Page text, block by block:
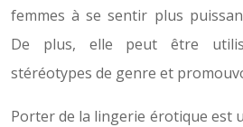
femmes à se sentir plus
De plus, elle peut être
stéréotypes de genre et
Porter de la lingerie érotique est